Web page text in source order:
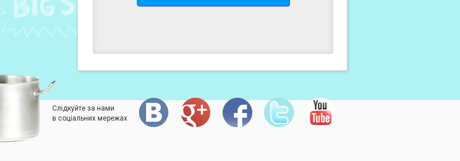
Слідкуйте за нами
в соціальних мережах